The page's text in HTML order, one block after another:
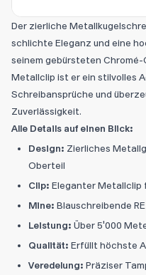
Der zierliche
schlichte Eleganz und eine
seinem gebürsteten
Metallclip ist er ein stilvolles
Schreibansprüche und
Zuverlässigkeit.
Alle Details auf einen Blick:
Design: Zierliches
Oberteil
Clip: Eleganter Metallclip
Mine: Blauschreibende
Leistung: Über 5'000
Qualität: Erfüllt höchste
Veredelung: Präziser